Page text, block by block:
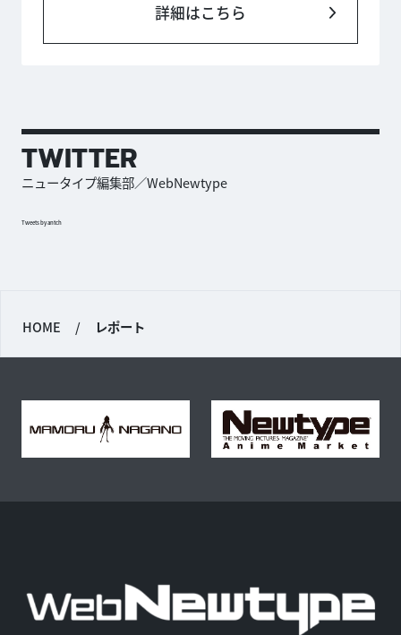
詳細はこちら
TWITTER
ニュータイプ編集部／WebNewtype
Tweets by antch
HOME / レポート